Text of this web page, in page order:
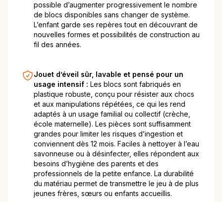
possible d’augmenter progressivement le nombre
de blocs disponibles sans changer de système.
L’enfant garde ses repères tout en découvrant de
nouvelles formes et possibilités de construction au
fil des années.
Jouet d’éveil sûr, lavable et pensé pour un
usage intensif : Les blocs sont fabriqués en
plastique robuste, conçu pour résister aux chocs
et aux manipulations répétées, ce qui les rend
adaptés à un usage familial ou collectif (crèche,
école maternelle). Les pièces sont suffisamment
grandes pour limiter les risques d’ingestion et
conviennent dès 12 mois. Faciles à nettoyer à l’eau
savonneuse ou à désinfecter, elles répondent aux
besoins d’hygiène des parents et des
professionnels de la petite enfance. La durabilité
du matériau permet de transmettre le jeu à de plus
jeunes frères, sœurs ou enfants accueillis.